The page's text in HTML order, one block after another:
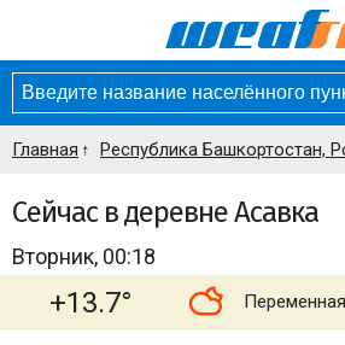
Главная Республика Башкортостан,
Сейчас в деревне Асавка
Вторник, 00:18
+13.7°